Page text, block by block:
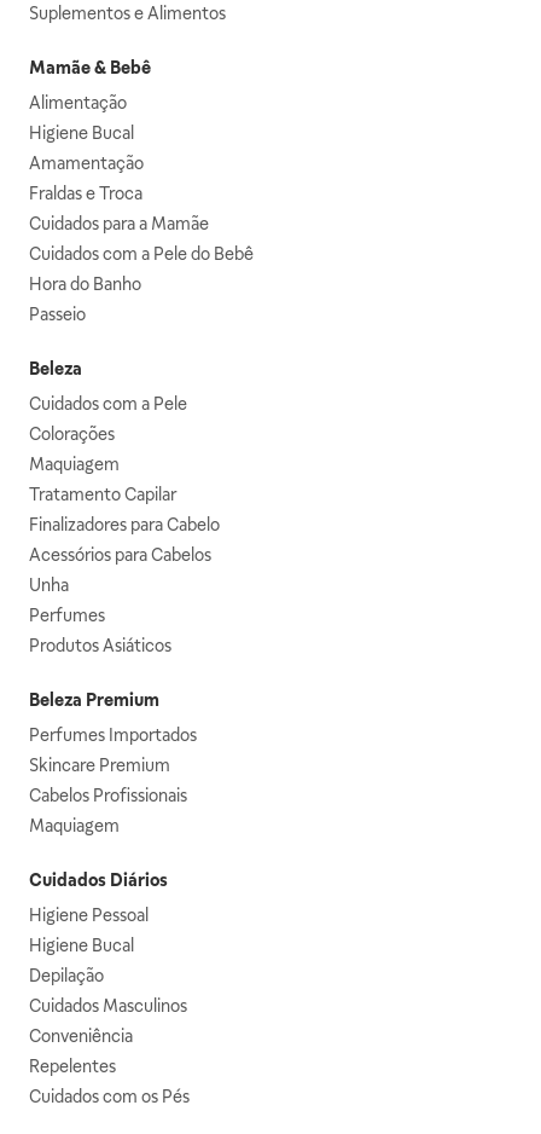
Suplementos e Alimentos
Mamãe & Bebê
Alimentação
Higiene Bucal
Amamentação
Fraldas e Troca
Cuidados para a Mamãe
Cuidados com a Pele do Bebê
Hora do Banho
Passeio
Beleza
Cuidados com a Pele
Colorações
Maquiagem
Tratamento Capilar
Finalizadores para Cabelo
Acessórios para Cabelos
Unha
Perfumes
Produtos Asiáticos
Beleza Premium
Perfumes Importados
Skincare Premium
Cabelos Profissionais
Maquiagem
Cuidados Diários
Higiene Pessoal
Higiene Bucal
Depilação
Cuidados Masculinos
Conveniência
Repelentes
Cuidados com os Pés